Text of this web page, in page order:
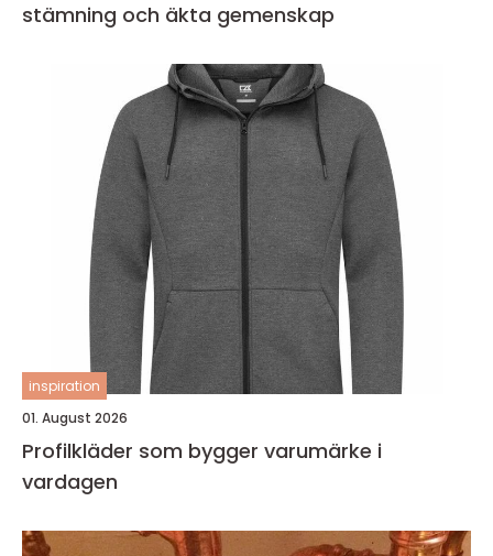
stämning och äkta gemenskap
inspiration
01. August 2026
Profilkläder som bygger varumärke i
vardagen